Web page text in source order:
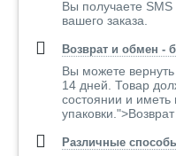
Вы получаете
вашего заказа.
Возврат и обмен -
Вы можете
14 дней. Товар
состоянии и иметь
Различные